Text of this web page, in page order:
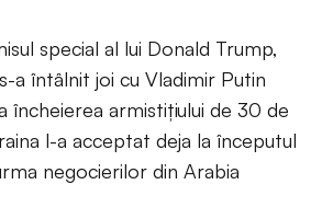
special al lui Donald Trump,
a întâlnit joi cu Vladimir Putin
încheierea armistițiului de 30 de
l-a acceptat deja la începutul
negocierilor din Arabia